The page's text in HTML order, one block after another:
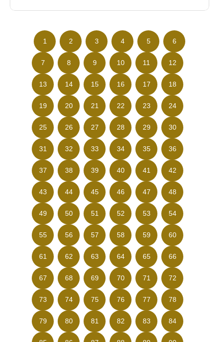
1 2 3 4 5 6
7 8 9 10 11 12
13 14 15 16 17 18
19 20 21 22 23 24
25 26 27 28 29 30
31 32 33 34 35 36
37 38 39 40 41 42
43 44 45 46 47 48
49 50 51 52 53 54
55 56 57 58 59 60
61 62 63 64 65 66
67 68 69 70 71 72
73 74 75 76 77 78
79 80 81 82 83 84